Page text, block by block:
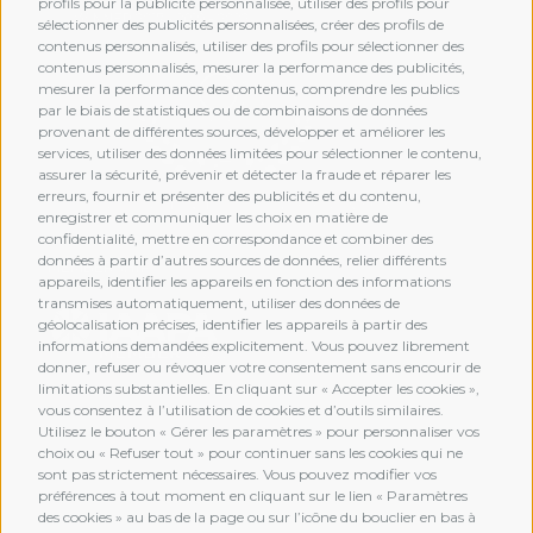
sélectionner des publicités personnalisées, créer des profils de
contenus personnalisés, utiliser des profils pour sélectionner des
contenus personnalisés, mesurer la performance des publicités,
mesurer la performance des contenus, comprendre les publics
par le biais de statistiques ou de combinaisons de données
provenant de différentes sources, développer et améliorer les
services, utiliser des données limitées pour sélectionner le contenu,
assurer la sécurité, prévenir et détecter la fraude et réparer les
erreurs, fournir et présenter des publicités et du contenu,
enregistrer et communiquer les choix en matière de
confidentialité, mettre en correspondance et combiner des
données à partir d’autres sources de données, relier différents
appareils, identifier les appareils en fonction des informations
transmises automatiquement, utiliser des données de
géolocalisation précises, identifier les appareils à partir des
informations demandées explicitement. Vous pouvez librement
donner, refuser ou révoquer votre consentement sans encourir de
limitations substantielles. En cliquant sur « Accepter les cookies »,
vous consentez à l’utilisation de cookies et d’outils similaires.
Utilisez le bouton « Gérer les paramètres » pour personnaliser vos
choix ou « Refuser tout » pour continuer sans les cookies qui ne
sont pas strictement nécessaires. Vous pouvez modifier vos
préférences à tout moment en cliquant sur le lien « Paramètres
des cookies » au bas de la page ou sur l’icône du bouclier en bas à
MEMBERSHIP